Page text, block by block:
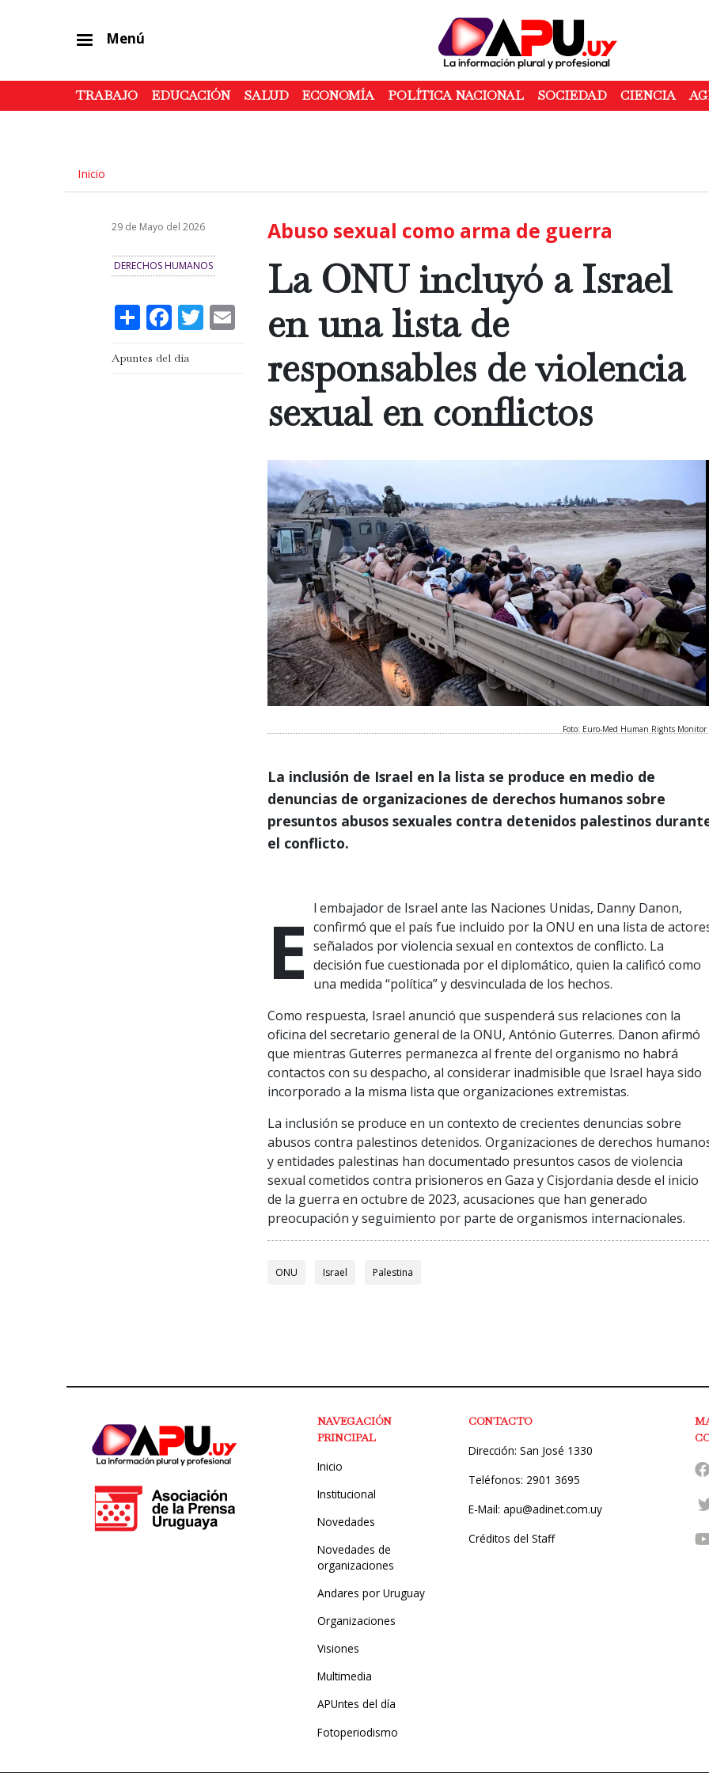
al
contenido
principal
Menú
TRABAJO EDUCACIÓN SALUD ECONOMÍA POLÍTICA NACIONAL SOCIEDAD CIENCIA
Inicio
29 de Mayo del 2026
DERECHOS HUMANOS
ShareFacebook
Twitter
Email
Apuntes del día
Abuso sexual como arma de guerra
La ONU incluyó a Israel
en una lista de
responsables de violencia
sexual en conflictos
Foto: Euro-Med Human Rights Monitor
La inclusión de Israel en la lista se produce en medio de
denuncias de organizaciones de derechos humanos sobre
presuntos abusos sexuales contra detenidos palestinos
el conflicto.
El embajador de Israel ante las Naciones Unidas, Danny Danon, confirmó que el país fue incluido por la ONU en una lista de
señalados por violencia sexual en contextos de conflicto. La
decisión fue cuestionada por el diplomático, quien la calificó como
una medida “política” y desvinculada de los hechos.
Como respuesta, Israel anunció que suspenderá sus relaciones con la
oficina del secretario general de la ONU, António Guterres. Danon afirmó
que mientras Guterres permanezca al frente del organismo no habrá
contactos con su despacho, al considerar inadmisible que Israel haya sido
incorporado a la misma lista que organizaciones extremistas.
La inclusión se produce en un contexto de crecientes denuncias sobre
abusos contra palestinos detenidos. Organizaciones de derechos
y entidades palestinas han documentado presuntos casos de violencia
sexual cometidos contra prisioneros en Gaza y Cisjordania desde el inicio
de la guerra en octubre de 2023, acusaciones que han generado
preocupación y seguimiento por parte de organismos internacionales.
ONU Israel Palestina
NAVEGACIÓN
PRINCIPAL
Inicio
Institucional
Novedades
Novedades de
organizaciones
Andares por Uruguay
Organizaciones
Visiones
Multimedia
APUntes del día
Fotoperiodismo
CONTACTO
Dirección: San José 1330
Teléfonos: 2901 3695
E-Mail: apu@adinet.com.uy
Créditos del Staff